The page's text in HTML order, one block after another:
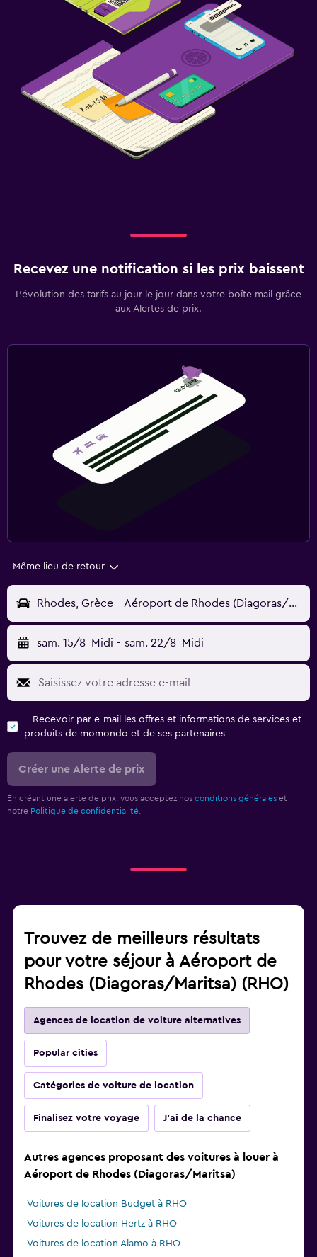
Recevez une notification si les prix baissent
L’évolution des tarifs au jour le jour dans votre boîte mail grâce
aux Alertes de prix.
Même lieu de retour
Rhodes, Grèce - Aéroport de Rhodes (Diagoras/Maritsa) (RHO)
sam. 15/8 Midi - sam. 22/8 Midi
Recevoir par e-mail les offres et informations de services et
produits de momondo et de ses partenaires
Créer une Alerte de prix
En créant une alerte de prix, vous acceptez nos conditions générales et
notre Politique de confidentialité.
Trouvez de meilleurs résultats
pour votre séjour à Aéroport de
Rhodes (Diagoras/Maritsa) (RHO)
Agences de location de voiture alternatives
Popular cities
Catégories de voiture de location
Finalisez votre voyage J'ai de la chance
Autres agences proposant des voitures à louer à
Aéroport de Rhodes (Diagoras/Maritsa)
Voitures de location Budget à RHO
Voitures de location Hertz à RHO
Voitures de location Alamo à RHO